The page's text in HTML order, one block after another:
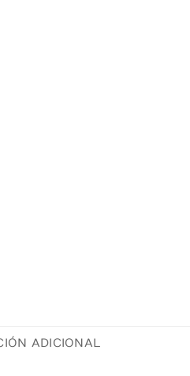
ADICIONAL